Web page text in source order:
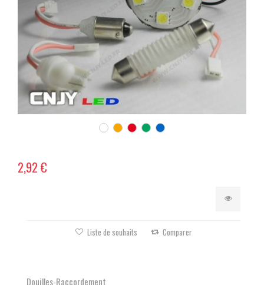
2,92 €
Liste de souhaits Comparer
Douilles-Raccordement